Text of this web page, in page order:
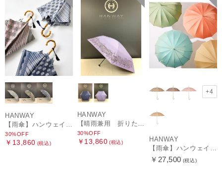
HANWAY
【雨傘】ハンウェイ (HANWAY) Pカットジャカード Dot & Stripe mix CJ ドット・アンド・ストライプ・シー・ジェー ショート長傘 日本製
30%OFF
￥13,860 (税込)
HANWAY
30%OFF
￥13,860 (税込)
+4
HANWAY
￥27,500 (税込)